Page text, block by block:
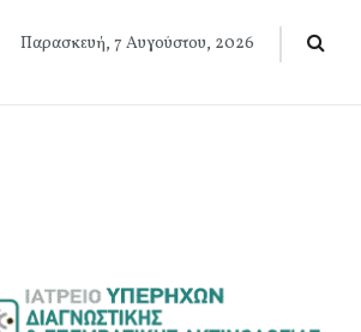
Παρασκευή, 7 Αυγούστου, 2026